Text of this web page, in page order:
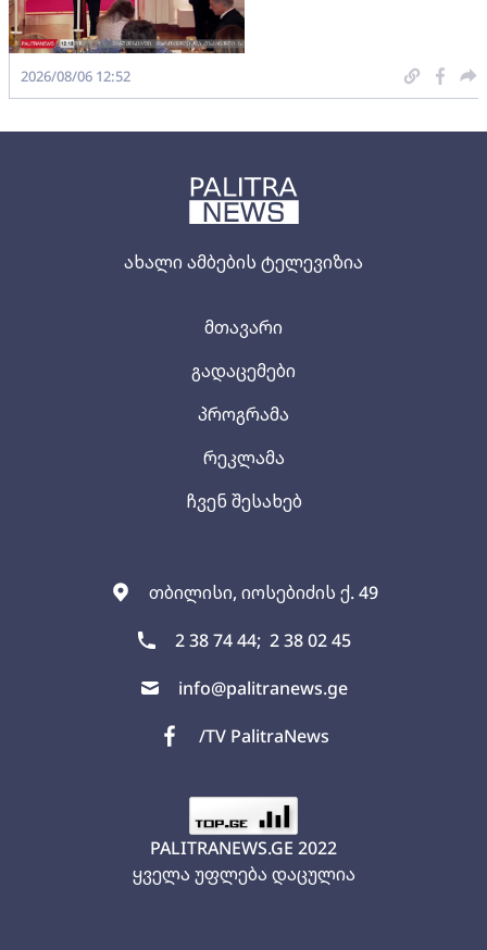
ახალი ამბების ტელევიზია
თბილისი, იოსებიძის ქ. 49
2 38 74 44; 2 38 02 45
info@palitranews.ge
/TV PalitraNews
მთავარი
გადაცემები
პროგრამა
რეკლამა
ჩვენ შესახებ
PALITRANEWS.GE 2022
ყველა უფლება დაცულია
2026/08/06 12:52